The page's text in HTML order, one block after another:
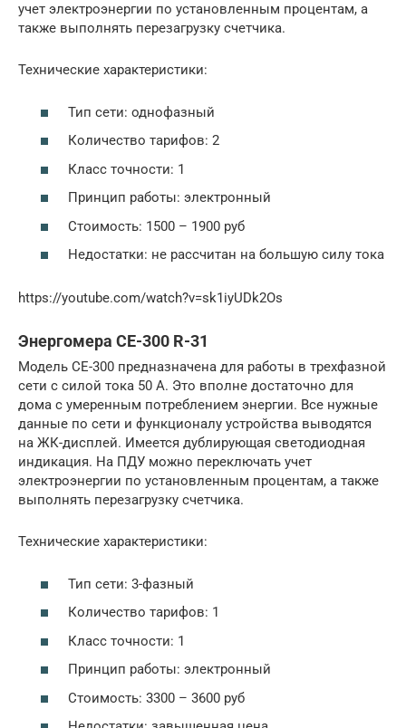
учет электроэнергии по установленным процентам, а
также выполнять перезагрузку счетчика.
Технические характеристики:
Тип сети: однофазный
Количество тарифов: 2
Класс точности: 1
Принцип работы: электронный
Стоимость: 1500 – 1900 руб
Недостатки: не рассчитан на большую силу тока
https://youtube.com/watch?v=sk1iyUDk2Os
Энергомера CE-300 R-31
Модель CE-300 предназначена для работы в трехфазной
сети с силой тока 50 А. Это вполне достаточно для
дома с умеренным потреблением энергии. Все нужные
данные по сети и функционалу устройства выводятся
на ЖК-дисплей. Имеется дублирующая светодиодная
индикация. На ПДУ можно переключать учет
электроэнергии по установленным процентам, а также
выполнять перезагрузку счетчика.
Технические характеристики:
Тип сети: 3-фазный
Количество тарифов: 1
Класс точности: 1
Принцип работы: электронный
Стоимость: 3300 – 3600 руб